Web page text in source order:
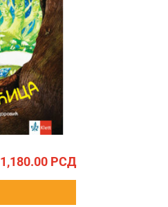
1,180.00 РСД